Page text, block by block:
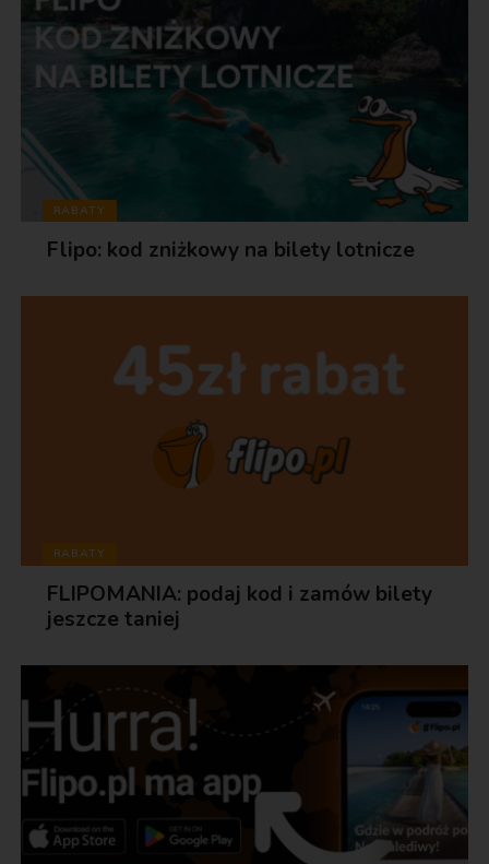
RABATY
Flipo: kod zniżkowy na bilety lotnicze
RABATY
FLIPOMANIA: podaj kod i zamów bilety
jeszcze taniej